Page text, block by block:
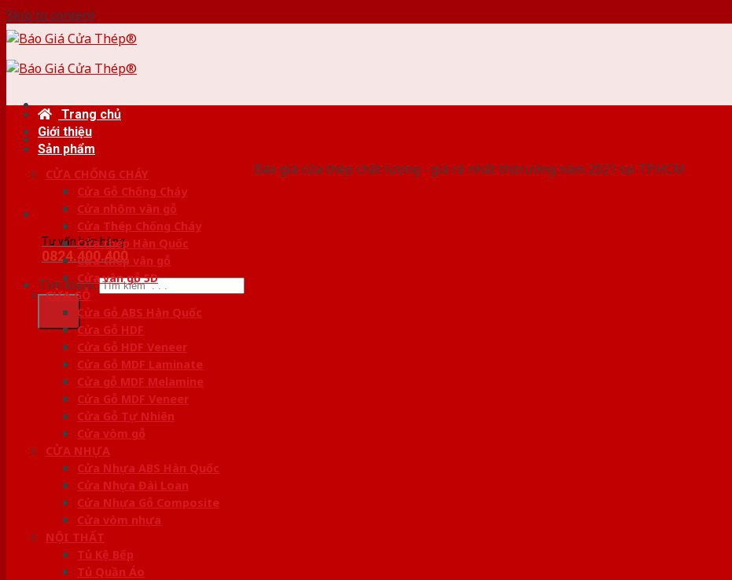
Skip to content
Báo giá cửa thép chất lượng - giá rẻ nhất thị trường năm 2021 tại TP.HCM
Tư vấn bán hàng
0824.400.400
Tìm kiếm:
Trang chủ
Giới thiệu
Sản phẩm
CỬA CHỐNG CHÁY
Cửa Gỗ Chống Cháy
Cửa nhôm vân gỗ
Cửa Thép Chống Cháy
Cửa thép Hàn Quốc
Cửa thép vân gỗ
Cửa vân gỗ 5D
CỬA GỖ
Cửa Gỗ ABS Hàn Quốc
Cửa Gỗ HDF
Cửa Gỗ HDF Veneer
Cửa Gỗ MDF Laminate
Cửa gỗ MDF Melamine
Cửa Gỗ MDF Veneer
Cửa Gỗ Tự Nhiên
Cửa vòm gỗ
CỬA NHỰA
Cửa Nhựa ABS Hàn Quốc
Cửa Nhựa Đài Loan
Cửa Nhựa Gỗ Composite
Cửa vòm nhựa
NỘI THẤT
Tủ Kệ Bếp
Tủ Quần Áo